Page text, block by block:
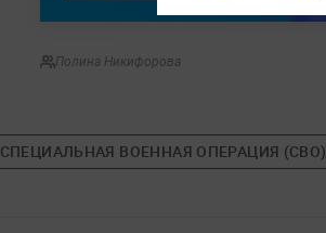
Полина Никифорова
СПЕЦИАЛЬНАЯ ВОЕННАЯ ОПЕРАЦИЯ (СВО)